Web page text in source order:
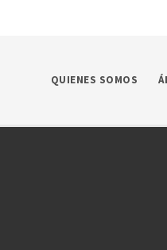
QUIENES SOMOS